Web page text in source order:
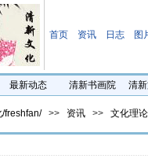
首页 资讯 日志 图
最新动态 清新书画院 清
freshfan/ >> 资讯 >> 文化理论